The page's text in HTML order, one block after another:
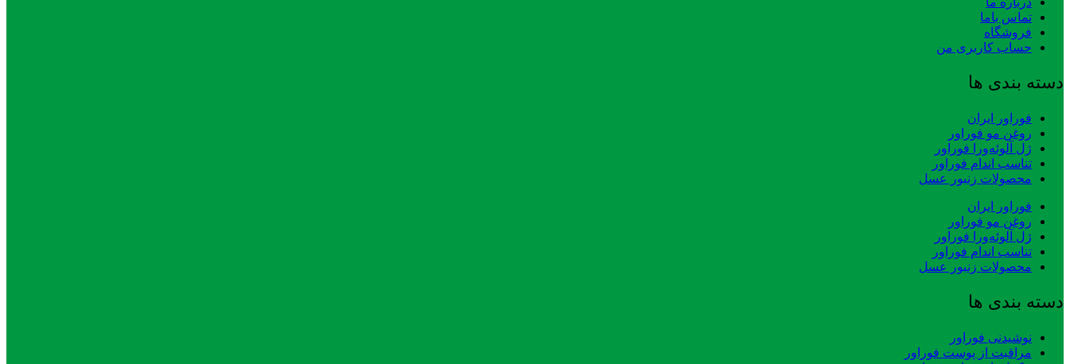
تماس باما
فروشگاه
حساب کاربری من
دسته بندی ها
فوراور ایران
روغن مو فوراور
ژل آلوئه‌ورا فوراور
تناسب اندام فوراور
محصولات زنبور عسل
فوراور ایران
روغن مو فوراور
ژل آلوئه‌ورا فوراور
تناسب اندام فوراور
محصولات زنبور عسل
دسته بندی ها
نوشیدنی فوراور
مراقبت از پوست فوراور